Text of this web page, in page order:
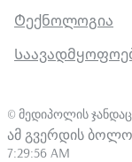
Ტექნოლოგია
© მედიპოლის
ამ გვერდის
7:29:56 AM